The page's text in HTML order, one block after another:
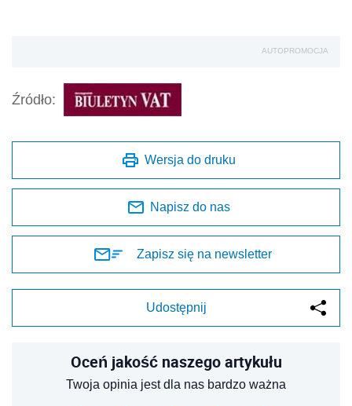
AUTOPROMOCJA
Źródło:
Wersja do druku
Napisz do nas
Zapisz się na newsletter
Udostępnij
Oceń jakość naszego artykułu
Twoja opinia jest dla nas bardzo ważna